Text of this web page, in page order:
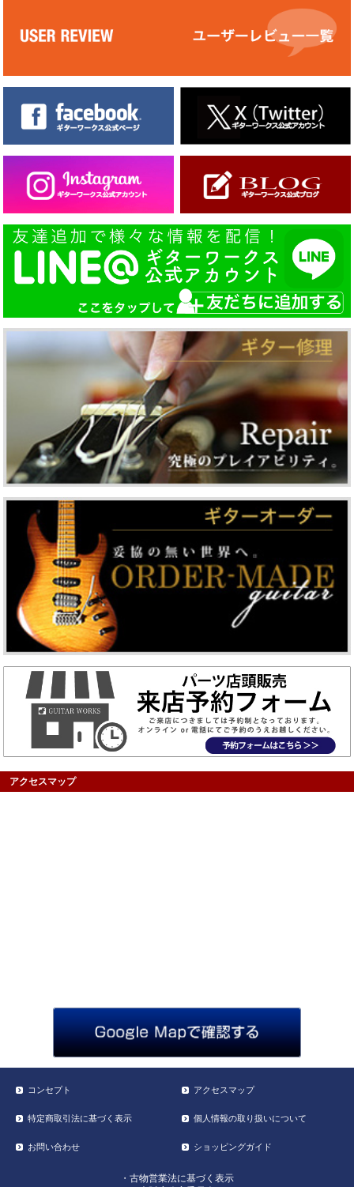
アクセスマップ
コンセプト アクセスマップ
特定商取引法に基づく表示 個人情報の取り扱いについて
お問い合わせ ショッピングガイド
・古物営業法に基づく表示